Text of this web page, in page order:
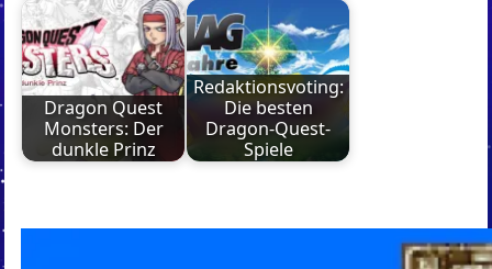
Dragon Quest
Monsters: Der
dunkle Prinz
Redaktionsvoting:
Die besten
Dragon-Quest-
Spiele